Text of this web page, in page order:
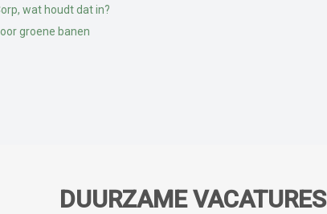
wat houdt dat in?
groene banen
DUURZAME VACATURES